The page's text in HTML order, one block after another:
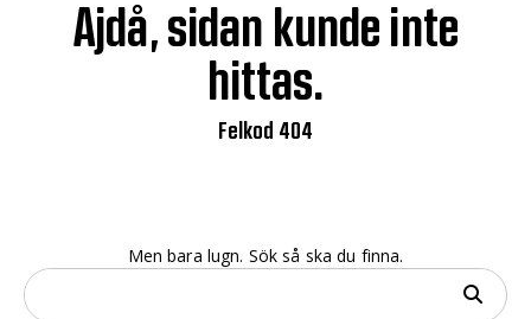
Ajdå, sidan kunde inte
hittas.
Felkod 404
Men bara lugn. Sök så ska du finna.